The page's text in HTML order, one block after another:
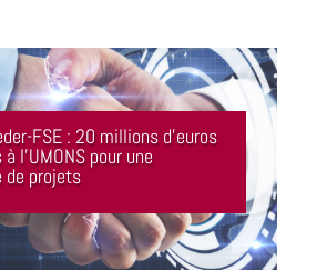
FSE : 20 millions d’euros
l’UMONS pour une
de projets